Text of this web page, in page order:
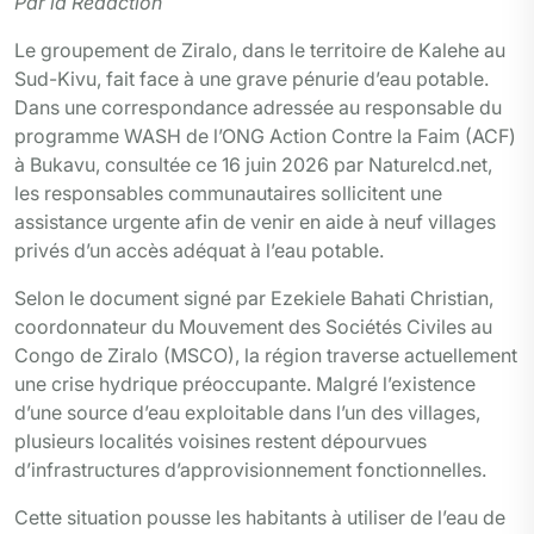
Le groupement de Ziralo, dans le territoire de Kalehe au
Sud-Kivu, fait face à une grave pénurie d’eau potable.
Dans une correspondance adressée au responsable du
programme WASH de l’ONG Action Contre la Faim (ACF)
à Bukavu, consultée ce 16 juin 2026 par Naturelcd.net,
les responsables communautaires sollicitent une
assistance urgente afin de venir en aide à neuf villages
privés d’un accès adéquat à l’eau potable.
Selon le document signé par Ezekiele Bahati Christian,
coordonnateur du Mouvement des Sociétés Civiles au
Congo de Ziralo (MSCO), la région traverse actuellement
une crise hydrique préoccupante. Malgré l’existence
d’une source d’eau exploitable dans l’un des villages,
plusieurs localités voisines restent dépourvues
d’infrastructures d’approvisionnement fonctionnelles.
Cette situation pousse les habitants à utiliser de l’eau de